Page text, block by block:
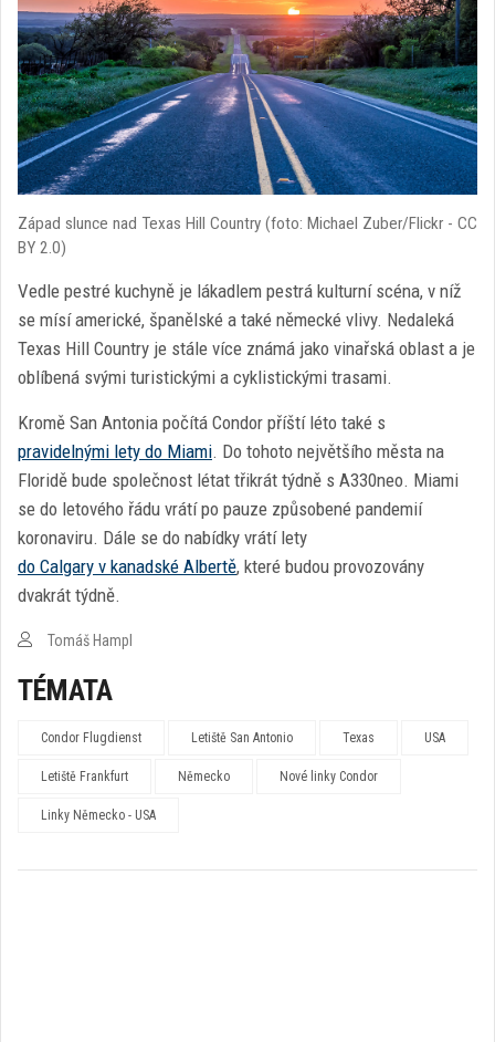
Západ slunce nad Texas Hill Country (foto: Michael Zuber/Flickr - CC
BY 2.0)
Vedle pestré kuchyně je lákadlem pestrá kulturní scéna, v níž
se mísí americké, španělské a také německé vlivy. Nedaleká
Texas Hill Country je stále více známá jako vinařská oblast a je
oblíbená svými turistickými a cyklistickými trasami.
Kromě San Antonia počítá Condor příští léto také s
pravidelnými lety do Miami. Do tohoto největšího města na
Floridě bude společnost létat třikrát týdně s A330neo. Miami
se do letového řádu vrátí po pauze způsobené pandemií
koronaviru. Dále se do nabídky vrátí lety
do Calgary v kanadské Albertě, které budou provozovány
dvakrát týdně.
Tomáš Hampl
TÉMATA
Condor Flugdienst Letiště San Antonio Texas USA
Letiště Frankfurt Německo Nové linky Condor
Linky Německo - USA